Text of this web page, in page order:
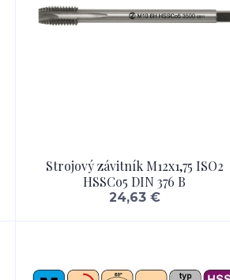
Strojový závitník M12x1,75 ISO2
HSSCo5 DIN 376 B
24,63 €